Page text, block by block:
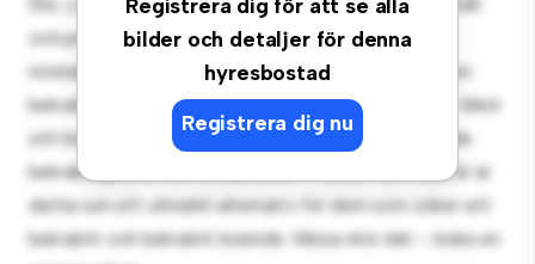
Registrera dig för att se alla
bilder och detaljer för denna
hyresbostad
Registrera dig nu
och privat vardagsrum. Detta rum är inrett med
nödvändigheter för din bekvämlighet och erbjuder en
bekväm säng, en arbetsyta och förvaringslösningar. Med
sitt bekväma läge har du enkel tillgång till närliggande
bekvämligheter och attraktioner. Prisvärt till 6 000 kr är
detta rum ett utmärkt alternativ för dem som söker ett
bekvämt och bekvämt boende. Missa inte det – boka en